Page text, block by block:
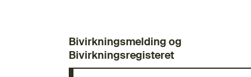
Bivirkningsmelding og
Bivirkningsregisteret